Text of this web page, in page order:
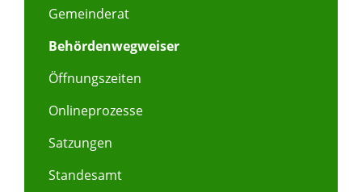
Gemeinderat
Behördenwegweiser
Öffnungszeiten
Onlineprozesse
Satzungen
Standesamt